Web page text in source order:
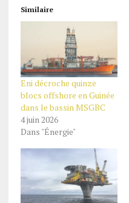
Similaire
Eni décroche quinze
blocs offshore en Guinée
dans le bassin MSGBC
4 juin 2026
Dans "Énergie"